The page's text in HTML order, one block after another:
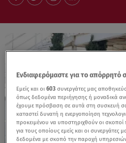
Ενδιαφερόμαστε για το απόρρητό
Εμείς και οι603 συνεργάτες μας
όπως δεδομένα περιήγησης ή μοναδικά
έχουμε πρόσβαση σε αυτά στη συσκευή
καταστεί δυνατή η ενεργοποίηση
προκειμένου να υποστηριχθούν οι σκοποί
για τους οποίους εμείς και οι συνεργάτες
δεδομένα με σκοπό την παροχή